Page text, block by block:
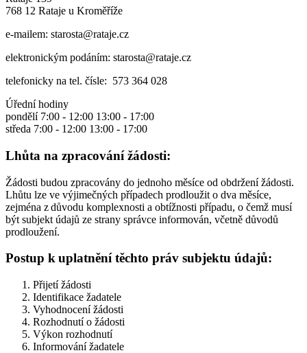
768 12 Rataje u Kroměříže
e-mailem: starosta@rataje.cz
elektronickým podáním: starosta@rataje.cz
telefonicky na tel. čísle: 573 364 028
Úřední hodiny
pondělí 7:00 - 12:00 13:00 - 17:00
středa 7:00 - 12:00 13:00 - 17:00
Lhůta na zpracování žádosti:
Žádosti budou zpracovány do jednoho měsíce od obdržení žádosti.
Lhůtu lze ve výjimečných případech prodloužit o dva měsíce,
zejména z důvodu komplexnosti a obtížnosti případu, o čemž musí
být subjekt údajů ze strany správce informován, včetně důvodů
prodloužení.
Postup k uplatnění těchto práv subjektu údajů:
Přijetí žádosti
Identifikace žadatele
Vyhodnocení žádosti
Rozhodnutí o žádosti
Výkon rozhodnutí
Informování žadatele